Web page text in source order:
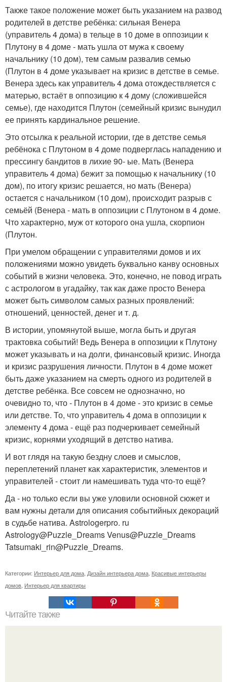
Также такое положение может быть указанием на развод
родителей в детстве ребёнка: сильная Венера
(управитель 4 дома) в тельце в 10 доме в оппозиции к
Плутону в 4 доме - мать ушла от мужа к своему
начальнику (10 дом), тем самым развалив семью
(Плутон в 4 доме указывает на кризис в детстве в семье.
Венера здесь как управитель 4 дома отождествляется с
матерью, встаёт в оппозицию к 4 дому (сложившейся
семье), где находится Плутон (семейный кризис вынудил
ее принять кардинальное решение.
Это отсылка к реальной истории, где в детстве семья
ребёнока с Плутоном в 4 доме подверглась нападению и
прессингу бандитов в лихие 90- ые. Мать (Венера
управитель 4 дома) бежит за помощью к начальнику (10
дом), по итогу кризис решается, но мать (Венера)
остается с начальником (10 дом), происходит разрыв с
семьёй (Венера - мать в оппозиции с Плутоном в 4 доме.
Что характерно, муж от которого она ушла, скорпион
(Плутон.
При умелом обращении с управителями домов и их
положениями можно увидеть буквально канву основных
событий в жизни человека. Это, конечно, не повод играть
с астрологом в угадайку, так как даже просто Венера
может быть символом самых разных проявлений:
отношений, ценностей, денег и т. д.
В истории, упомянутой выше, могла быть и другая
трактовка событий! Ведь Венера в оппозиции к Плутону
может указывать и на долги, финансовый кризис. Иногда
и кризис разрушения личности. Плутон в 4 доме может
быть даже указанием на смерть одного из родителей в
детстве ребёнка. Все совсем не однозначно, но
очевидно то, что - Плутон в 4 доме - это кризис в семье
или детстве. То, что управитель 4 дома в оппозиции к
элементу 4 дома - ещё раз подчеркивает семейный
кризис, корнями уходящий в детство натива.
И вот глядя на такую бездну слоев и смыслов,
переплетений планет как характеристик, элементов и
управителей - стоит ли намешивать туда что-то ещё?
Да - но только если вы уже уловили основной сюжет и
вам нужны детали для описания событийных декораций
в судьбе натива. Astrologerpro. ru
Astrology@Puzzle_Dreams Venus@Puzzle_Dreams
Tatsumaki_rin@Puzzle_Dreams.
Категории: Интерьер для дома Дизайн интерьера дома Красивые интерьеры
домов Интерьер для квартиры
Читайте также